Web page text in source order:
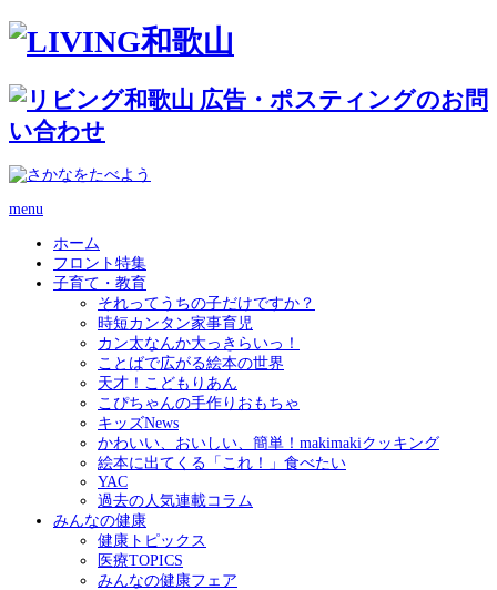
menu
ホーム
フロント特集
子育て・教育
それってうちの子だけですか？
時短カンタン家事育児
カン太なんか大っきらいっ！
ことばで広がる絵本の世界
天才！こどもりあん
こぴちゃんの手作りおもちゃ
キッズNews
かわいい、おいしい、簡単！makimakiクッキング
絵本に出てくる「これ！」食べたい
YAC
過去の人気連載コラム
みんなの健康
健康トピックス
医療TOPICS
みんなの健康フェア